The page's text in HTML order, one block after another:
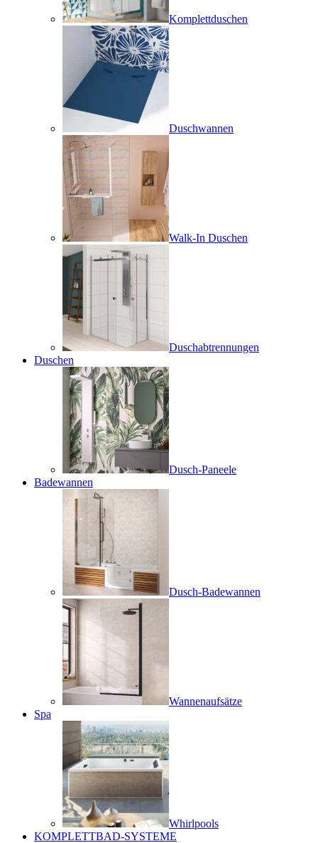
Komplettduschen
Duschwannen
Walk-In Duschen
Duschabtrennungen
Duschen
Dusch-Paneele
Badewannen
Dusch-Badewannen
Wannenaufsätze
Spa
Whirlpools
KOMPLETTBAD-SYSTEME